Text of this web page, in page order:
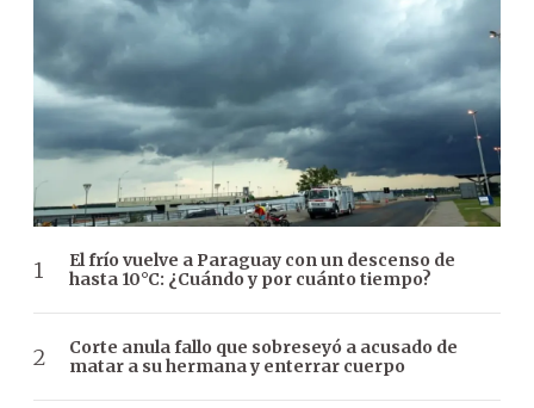
El frío vuelve a Paraguay con un descenso de
hasta 10°C: ¿Cuándo y por cuánto tiempo?
Corte anula fallo que sobreseyó a acusado de
matar a su hermana y enterrar cuerpo